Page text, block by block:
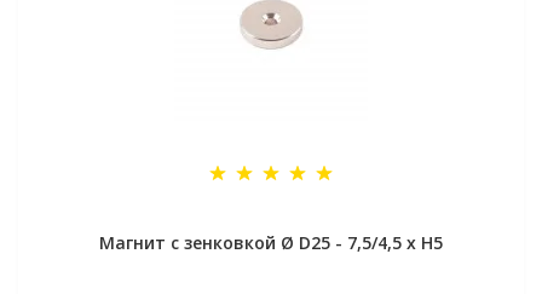
Магнит с зенковкой Ø D25 - 7,5/4,5 х H5